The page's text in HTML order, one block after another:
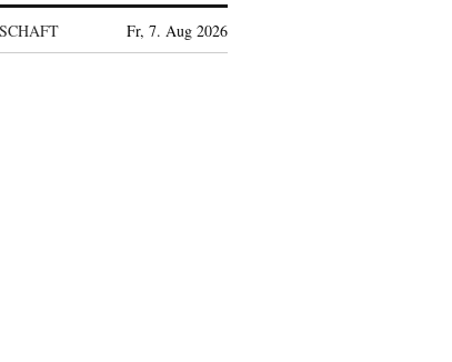
Fr, 7. Aug 2026